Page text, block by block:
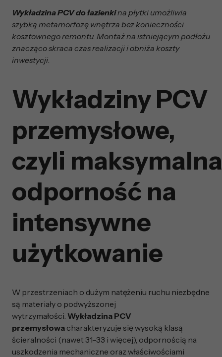
Wykładzina PCV do łazienkina płytki umożliwia
szybką metamorfozę wnętrza bez konieczności
kosztownego remontu. Montaż na istniejącym podłożu
znacząco skraca czas realizacji i obniża koszty
inwestycji.
Wykładziny PCV
przemysłowe,
czyli maksymalna
odporność na
intensywne
użytkowanie
W przestrzeniach o dużym natężeniu ruchu niezbędne
są materiały o podwyższonej
wytrzymałości. Wykładzina PCV
przemysłowa charakteryzuje się wysoką klasą
ścieralności (nawet 31–33 i więcej), odpornością na
uszkodzenia mechaniczne oraz właściwościami